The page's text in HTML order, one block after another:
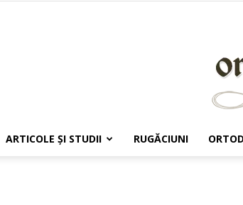
ARTICOLE ŞI STUDII RUGĂCIUNI